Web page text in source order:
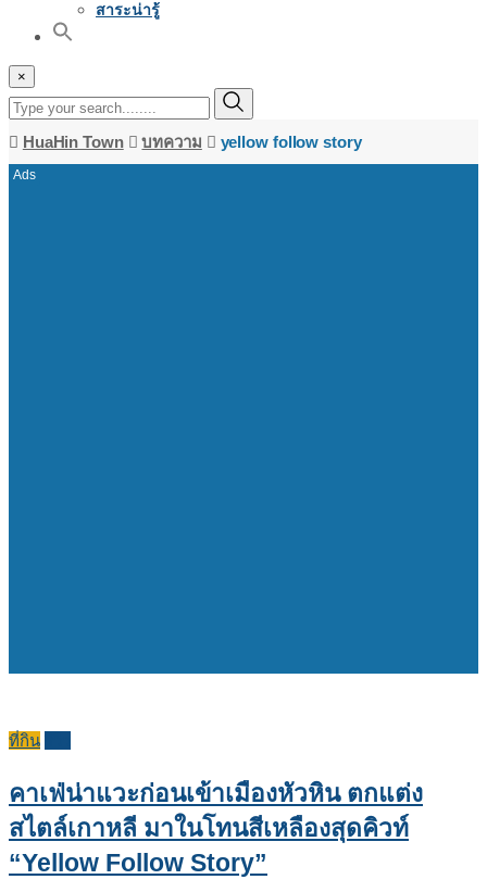
สาระน่ารู้
×
HuaHin Town บทความ yellow follow story
ที่กิน
คาเฟ่น่าแวะก่อนเข้าเมืองหัวหิน ตกแต่ง
สไตล์เกาหลี มาในโทนสีเหลืองสุดคิวท์
“Yellow Follow Story”